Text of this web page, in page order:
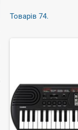
Товарів 74.